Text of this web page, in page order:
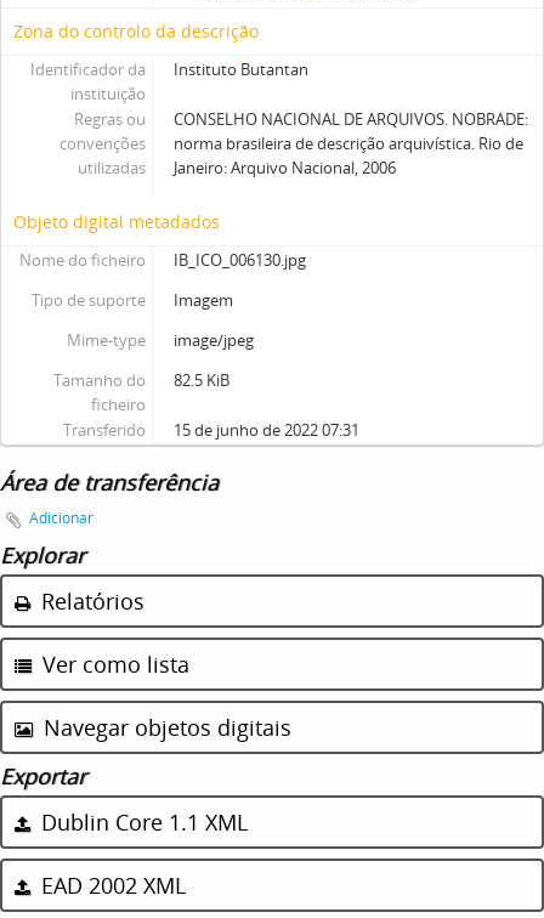
Zona do controlo da descrição
Identificador da
instituição
Instituto Butantan
Regras ou
convenções
utilizadas
CONSELHO NACIONAL DE ARQUIVOS. NOBRADE:
norma brasileira de descrição arquivística. Rio de
Janeiro: Arquivo Nacional, 2006
Objeto digital metadados
Nome do ficheiro
IB_ICO_006130.jpg
Tipo de suporte
Imagem
Mime-type
image/jpeg
Tamanho do
ficheiro
82.5 KiB
Transferido 15 de junho de 2022 07:31
Área de transferência
Adicionar
Explorar
Relatórios
Ver como lista
Navegar objetos digitais
Exportar
Dublin Core 1.1 XML
EAD 2002 XML